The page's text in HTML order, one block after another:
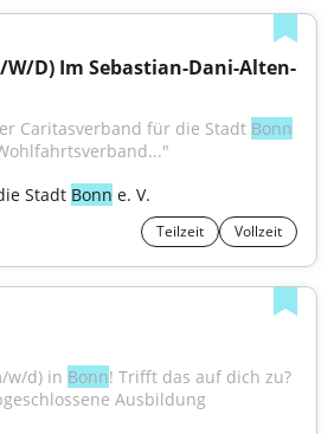
W/D) Im Sebastian-Dani-Alten-
Caritasverband für die Stadt Bonn
Stadt Bonn e. V.
Teilzeit Vollzeit
w/d) in Bonn! Trifft das auf dich zu?
Ausbildung